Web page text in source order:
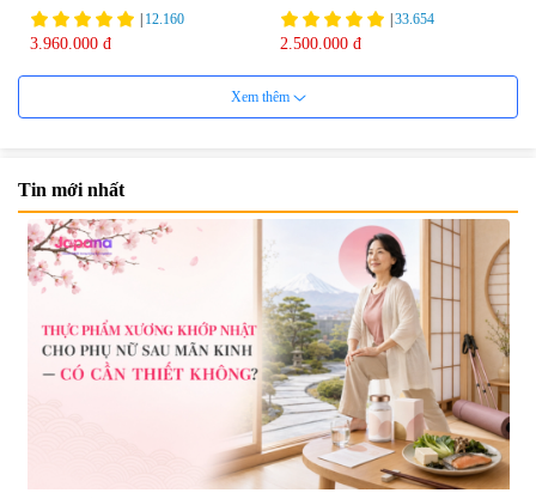
12.160
3.960.000 đ
Tohchukasou Premium Yo
Group 180 viên - Date 08/2027
33.654
2.500.000 đ
Mặt Nạ Nichiei Bussan Nano
miếng)
0
1.890.000 đ
Viên uống bổ não Ribeto Shoji
Ichoha Ekisu Plus - 90 viên
|57.920
1.450.000 đ
Xem thêm
Tin mới nhất